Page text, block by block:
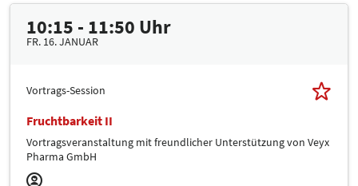
10:15 - 11:50 Uhr
FR. 16. JANUAR
Vortrags-Session
Fruchtbarkeit II
Vortragsveranstaltung mit freundlicher Unterstützung von Veyx
Pharma GmbH